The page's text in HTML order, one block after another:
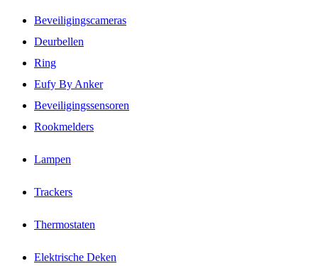
Beveiligingscameras
Deurbellen
Ring
Eufy By Anker
Beveiligingssensoren
Rookmelders
Lampen
Trackers
Thermostaten
Elektrische Deken